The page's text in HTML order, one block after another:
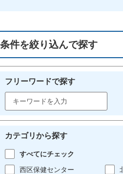
条件を絞り込んで探す
フリーワードで探す
カテゴリから探す
すべてにチェック
西区保健センター